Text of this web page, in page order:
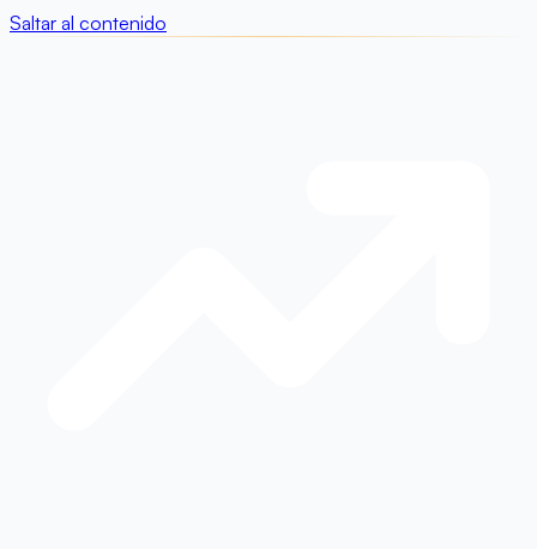
Saltar al contenido